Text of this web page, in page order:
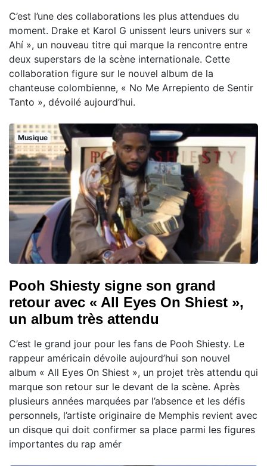
C’est l’une des collaborations les plus attendues du
moment. Drake et Karol G unissent leurs univers sur «
Ahí », un nouveau titre qui marque la rencontre entre
deux superstars de la scène internationale. Cette
collaboration figure sur le nouvel album de la
chanteuse colombienne, « No Me Arrepiento de Sentir
Tanto », dévoilé aujourd’hui.
Musique
Pooh Shiesty signe son grand
retour avec « All Eyes On Shiest »,
un album très attendu
C’est le grand jour pour les fans de Pooh Shiesty. Le
rappeur américain dévoile aujourd’hui son nouvel
album « All Eyes On Shiest », un projet très attendu qui
marque son retour sur le devant de la scène. Après
plusieurs années marquées par l’absence et les défis
personnels, l’artiste originaire de Memphis revient avec
un disque qui doit confirmer sa place parmi les figures
importantes du rap amér